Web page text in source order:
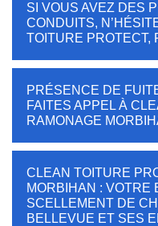
SI VOUS AVEZ DES
CONDUITS,
TOITURE PROTECT,
PRÉSENCE DE
FAITES APPEL À
RAMONAGE
CLEAN TOITURE
MORBIHAN : VOTRE
SCELLEMENT DE
BELLEVUE ET SES